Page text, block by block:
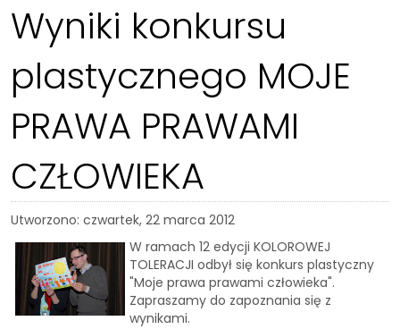
Wyniki konkursu
plastycznego MOJE
PRAWA PRAWAMI
CZŁOWIEKA
Utworzono: czwartek, 22 marca 2012
W ramach 12 edycji KOLOROWEJ
TOLERACJI odbył się konkurs plastyczny
"Moje prawa prawami człowieka".
Zapraszamy do zapoznania się z
wynikami.